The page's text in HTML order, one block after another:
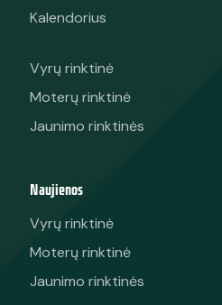
Kalendorius
Vyrų rinktinė
Moterų rinktinė
Jaunimo rinktinės
Naujienos
Vyrų rinktinė
Moterų rinktinė
Jaunimo rinktinės